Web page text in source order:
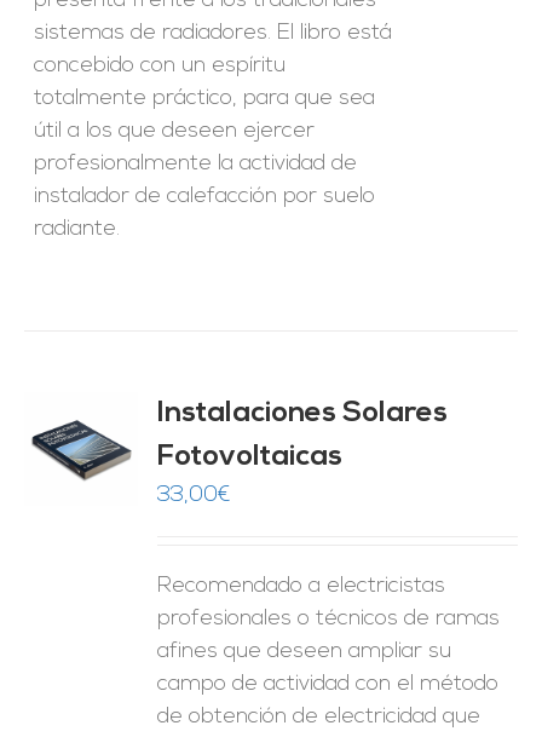
sistemas de radiadores. El libro está
concebido con un espíritu
totalmente práctico, para que sea
útil a los que deseen ejercer
profesionalmente la actividad de
instalador de calefacción por suelo
radiante.
Instalaciones Solares
Fotovoltaicas
33,00€
Recomendado a electricistas
profesionales o técnicos de ramas
afines que deseen ampliar su
campo de actividad con el método
de obtención de electricidad que